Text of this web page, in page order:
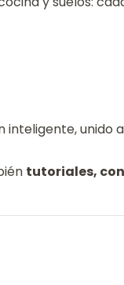
unido
tutoriales,